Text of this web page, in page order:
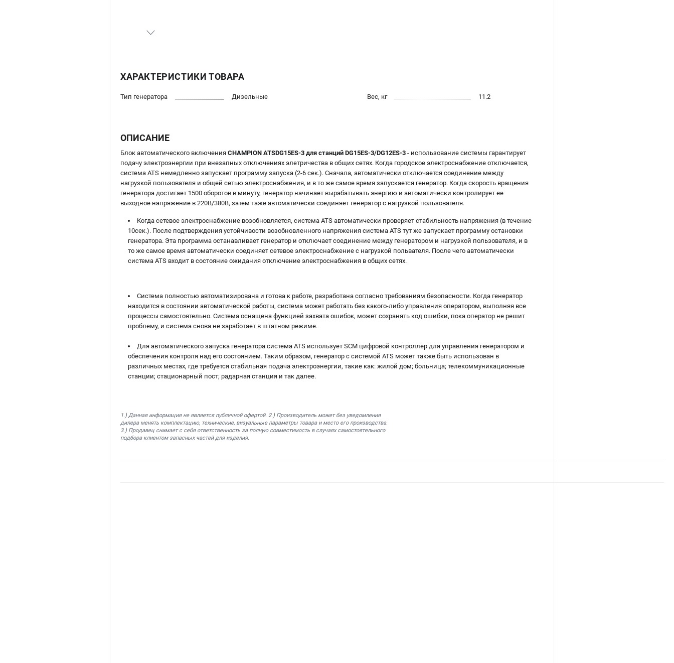
ХАРАКТЕРИСТИКИ ТОВАРА
Тип генератора Дизельные Вес, кг 11.2
ОПИСАНИЕ
Блок автоматического включения CHAMPION ATSDG15ES-3 для станций DG15ES-3/DG12ES-3 - использование системы гарантирует
подачу электроэнергии при внезапных отключениях элетричества в общих сетях. Когда городское электроснабжение отключается,
система ATS немедленно запускает программу запуска (2-6 сек.). Сначала, автоматически отключается соединение между
нагрузкой пользователя и общей сетью электроснабжения, и в то же самое время запускается генератор. Когда скорость вращения
генератора достигает 1500 оборотов в минуту, генератор начинает вырабатывать энергию и автоматически контролирует ее
выходное напряжение в 220В/380В, затем таже автоматически соединяет генератор с нагрузкой пользователя.
Когда сетевое электроснабжение возобновляется, система ATS автоматически проверяет стабильность напряжения (в течение
10сек.). После подтверждения устойчивости возобновленного напряжения система ATS тут же запускает программу остановки
генератора. Эта программа останавливает генератор и отключает соединение между генератором и нагрузкой пользователя, и в
то же самое время автоматически соединяет сетевое электроснабжение с нагрузкой польвателя. После чего автоматически
система ATS входит в состояние ожидания отключение электроснабжения в общих сетях.
Система полностью автоматизирована и готова к работе, разработана согласно требованиям безопасности. Когда генератор
находится в состоянии автоматической работы, система может работать без какого-либо управления оператором, выполняя все
процессы самостоятельно. Система оснащена функцией захвата ошибок, может сохранять код ошибки, пока оператор не решит
проблему, и система снова не заработает в штатном режиме.
Для автоматического запуска генератора система ATS использует SCM цифровой контроллер для управления генератором и
обеспечения контроля над его состоянием. Таким образом, генератор с системой ATS может также быть использован в
различных местах, где требуется стабильная подача электроэнергии, такие как: жилой дом; больница; телекоммуникационные
станции; стационарный пост; радарная станция и так далее.
1.) Данная информация не является публичной офертой. 2.) Производитель может без уведомления
дилера менять комплектацию, технические, визуальные параметры товара и место его производства.
3.) Продавец снимает с себя ответственность за полную совместимость в случаях самостоятельного
подбора клиентом запасных частей для изделия.